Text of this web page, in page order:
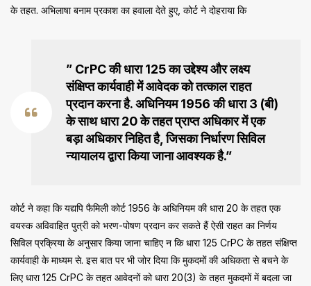
के तहत. अभिलाषा बनाम प्रकाश का हवाला देते हुए, कोर्ट ने दोहराया कि
” CrPC की धारा 125 का उद्देश्य और लक्ष्य
संक्षिप्त कार्यवाही में आवेदक को तत्काल राहत
प्रदान करना है. अधिनियम 1956 की धारा 3 (बी)
के साथ धारा 20 के तहत प्राप्त अधिकार में एक
बड़ा अधिकार निहित है, जिसका निर्धारण सिविल
न्यायालय द्वारा किया जाना आवश्यक है.”
कोर्ट ने कहा कि यद्यपि फैमिली कोर्ट 1956 के अधिनियम की धारा 20 के तहत एक
वयस्क अविवाहित पुत्री को भरण-पोषण प्रदान कर सकते हैं ऐसी राहत का निर्णय
सिविल प्रक्रिया के अनुसार किया जाना चाहिए न कि धारा 125 CrPC के तहत संक्षिप्त
कार्यवाही के माध्यम से. इस बात पर भी जोर दिया कि मुकदमों की अधिकता से बचने के
लिए धारा 125 CrPC के तहत आवेदनों को धारा 20(3) के तहत मुकदमों में बदला जा